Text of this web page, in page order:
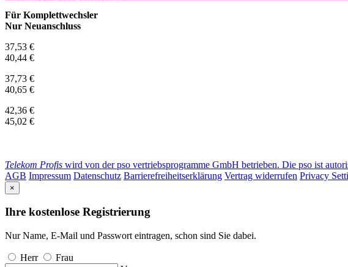
Für Komplettwechsler
Nur Neuanschluss
37,53 €
40,44 €
37,73 €
40,65 €
42,36 €
45,02 €
Telekom Profis wird von der pso vertriebsprogramme GmbH betrieben. Die pso ist
AGB Impressum Datenschutz Barrierefreiheitserklärung Vertrag widerrufen Privacy
×
Ihre kostenlose Registrierung
Nur Name, E-Mail und Passwort eintragen, schon sind Sie dabei.
Herr
Frau